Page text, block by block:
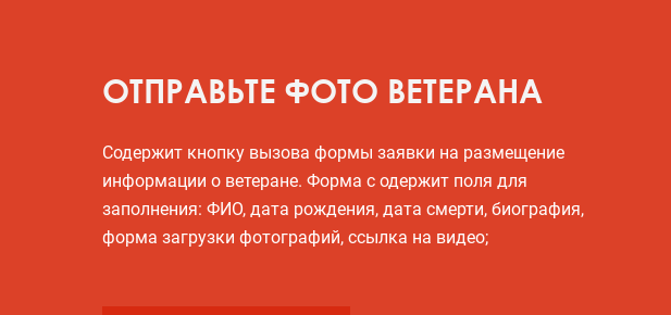
ОТПРАВЬТЕ ФОТО ВЕТЕРАНА
Содержит кнопку вызова формы заявки на размещение
информации о ветеране. Форма с одержит поля для
заполнения: ФИО, дата рождения, дата смерти, биография,
форма загрузки фотографий, ссылка на видео;